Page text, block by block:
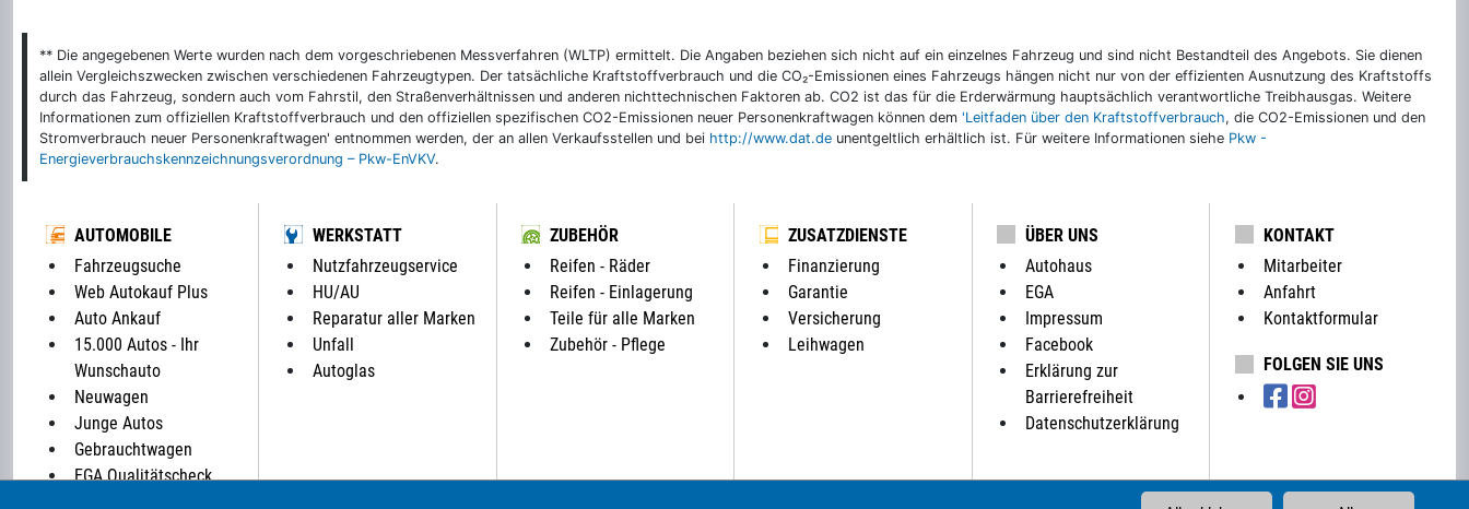
** Die angegebenen Werte wurden nach dem vorgeschriebenen Messverfahren (WLTP) ermittelt. Die Angaben beziehen sich nicht auf ein einzelnes Fahrzeug und sind nicht Bestandteil des Angebots. Sie dienen
allein Vergleichszwecken zwischen verschiedenen Fahrzeugtypen. Der tatsächliche Kraftstoffverbrauch und die CO₂-Emissionen eines Fahrzeugs hängen nicht nur von der effizienten Ausnutzung des Kraftstoffs
durch das Fahrzeug, sondern auch vom Fahrstil, den Straßenverhältnissen und anderen nichttechnischen Faktoren ab. CO2 ist das für die Erderwärmung hauptsächlich verantwortliche Treibhausgas. Weitere
Informationen zum offiziellen Kraftstoffverbrauch und den offiziellen spezifischen CO2-Emissionen neuer Personenkraftwagen können dem 'Leitfaden über den Kraftstoffverbrauch, die CO2-Emissionen und den
Stromverbrauch neuer Personenkraftwagen' entnommen werden, der an allen Verkaufsstellen und bei http://www.dat.deunentgeltlich erhältlich ist. Für weitere Informationen siehe Pkw -
Energieverbrauchskennzeichnungsverordnung – Pkw-EnVKV.
AUTOMOBILE
Fahrzeugsuche
Web Autokauf Plus
Auto Ankauf
15.000 Autos - Ihr
Wunschauto
Neuwagen
Junge Autos
Gebrauchtwagen
EGA Qualitätscheck
WERKSTATT
Nutzfahrzeugservice
HU/AU
Reparatur aller Marken
Unfall
Autoglas
ZUBEHÖR
Reifen - Räder
Reifen - Einlagerung
Teile für alle Marken
Zubehör - Pflege
ZUSATZDIENSTE
Finanzierung
Garantie
Versicherung
Leihwagen
ÜBER UNS
Autohaus
EGA
Impressum
Facebook
Erklärung zur
Barrierefreiheit
Datenschutzerklärung
KONTAKT
Mitarbeiter
Anfahrt
Kontaktformular
FOLGEN SIE UNS